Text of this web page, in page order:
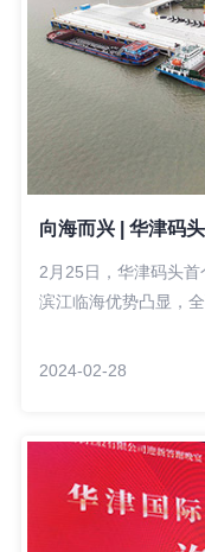
向海而兴 | 华津码
2月25日，华津码头首
滨江临海优势凸显，全
2024-02-28